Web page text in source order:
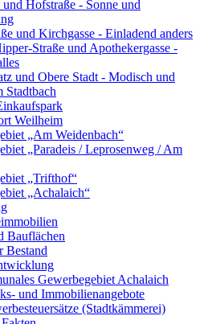
Hofstraße - Sonne und
und Kirchgasse - Einladend anders
Straße und Apothekergasse -
und Obere Stadt - Modisch und
Stadtbach
Weilheim
„Am Weidenbach“
„Paradeis / Leprosenweg / Am
„Trifthof“
„Achalaich“
Bauflächen
Bestand
Gewerbegebiet Achalaich
und Immobilienangebote
(Stadtkämmerei)